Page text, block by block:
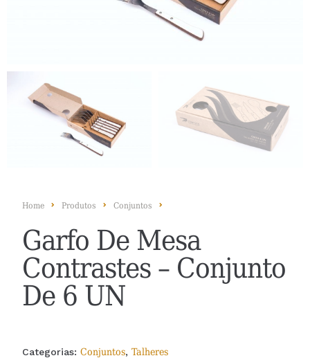
Home Produtos Conjuntos
Garfo De Mesa
Contrastes – Conjunto
De 6 UN
Categorias:Conjuntos,Talheres